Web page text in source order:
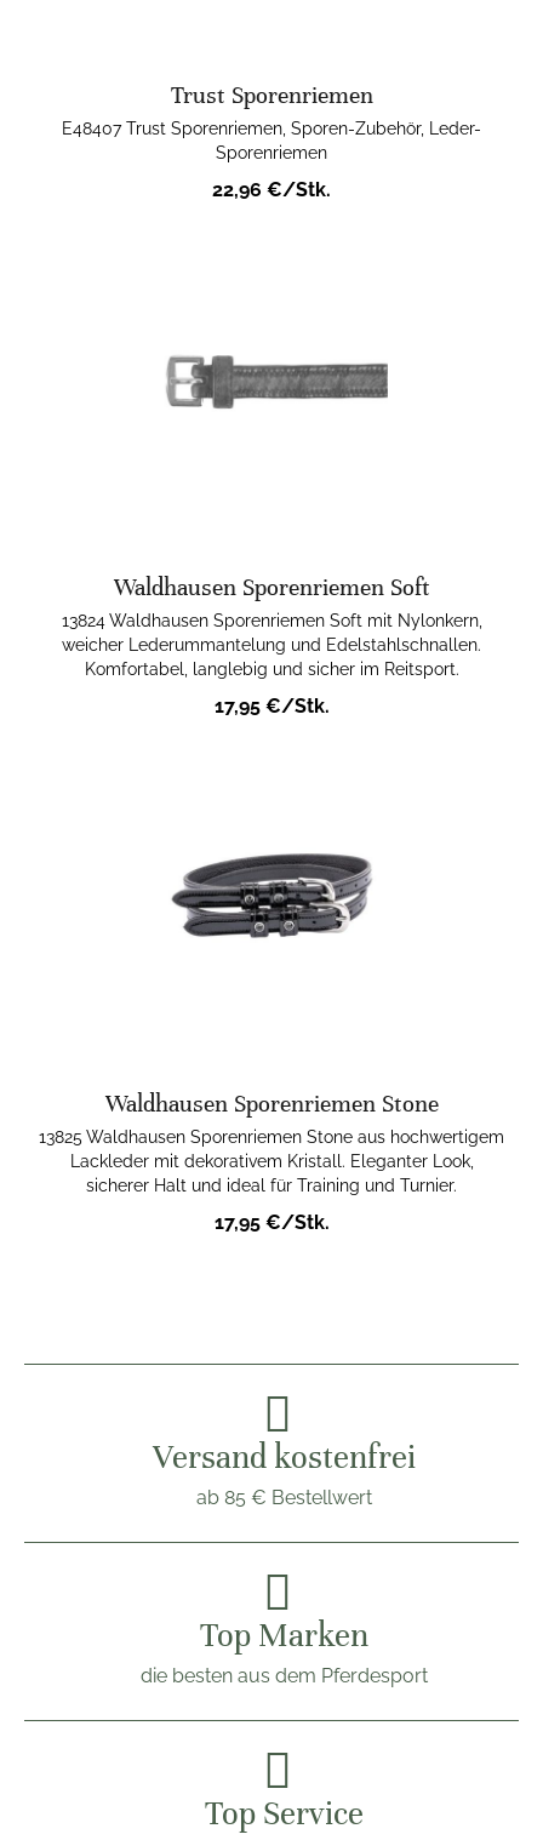
Trust Sporenriemen
E48407 Trust Sporenriemen, Sporen-Zubehör, Leder-
Sporenriemen
22,96 €/Stk.
Waldhausen Sporenriemen Soft
13824 Waldhausen Sporenriemen Soft mit Nylonkern,
weicher Lederummantelung und Edelstahlschnallen.
Komfortabel, langlebig und sicher im Reitsport.
17,95 €/Stk.
Waldhausen Sporenriemen Stone
13825 Waldhausen Sporenriemen Stone aus hochwertigem
Lackleder mit dekorativem Kristall. Eleganter Look,
sicherer Halt und ideal für Training und Turnier.
17,95 €/Stk.
Versand kostenfrei
ab 85 € Bestellwert
Top Marken
die besten aus dem Pferdesport
Top Service